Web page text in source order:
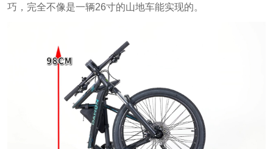
巧，完全不像是一辆26寸的山地车能实现的。